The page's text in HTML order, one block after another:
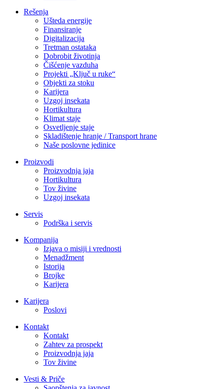
Rešenja
Ušteda energije
Finansiranje
Digitalizacija
Tretman ostataka
Dobrobit životinja
Čišćenje vazduha
Projekti „Ključ u ruke“
Objekti za stoku
Karijera
Uzgoj insekata
Hortikultura
Klimat staje
Osvetljenje staje
Skladištenje hranje / Transport hrane
Naše poslovne jedinice
Proizvodi
Proizvodnja jaja
Hortikultura
Tov živine
Uzgoj insekata
Servis
Podrška i servis
Kompanija
Izjava o misiji i vrednosti
Menadžment
Istorija
Brojke
Karijera
Karijera
Poslovi
Kontakt
Kontakt
Zahtev za prospekt
Proizvodnja jaja
Tov živine
Vesti & Priče